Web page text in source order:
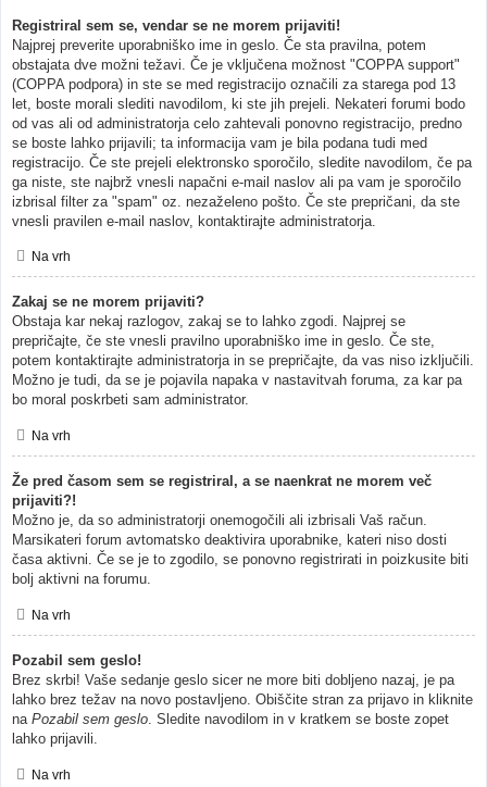
Registriral sem se, vendar se ne morem prijaviti!
Najprej preverite uporabniško ime in geslo. Če sta pravilna, potem
obstajata dve možni težavi. Če je vključena možnost "COPPA support"
(COPPA podpora) in ste se med registracijo označili za starega pod 13
let, boste morali slediti navodilom, ki ste jih prejeli. Nekateri forumi bodo
od vas ali od administratorja celo zahtevali ponovno registracijo, predno
se boste lahko prijavili; ta informacija vam je bila podana tudi med
registracijo. Če ste prejeli elektronsko sporočilo, sledite navodilom, če pa
ga niste, ste najbrž vnesli napačni e-mail naslov ali pa vam je sporočilo
izbrisal filter za "spam" oz. nezaželeno pošto. Če ste prepričani, da ste
vnesli pravilen e-mail naslov, kontaktirajte administratorja.
Na vrh
Zakaj se ne morem prijaviti?
Obstaja kar nekaj razlogov, zakaj se to lahko zgodi. Najprej se
prepričajte, če ste vnesli pravilno uporabniško ime in geslo. Če ste,
potem kontaktirajte administratorja in se prepričajte, da vas niso izključili.
Možno je tudi, da se je pojavila napaka v nastavitvah foruma, za kar pa
bo moral poskrbeti sam administrator.
Na vrh
Že pred časom sem se registriral, a se naenkrat ne morem več
prijaviti?!
Možno je, da so administratorji onemogočili ali izbrisali Vaš račun.
Marsikateri forum avtomatsko deaktivira uporabnike, kateri niso dosti
časa aktivni. Če se je to zgodilo, se ponovno registrirati in poizkusite biti
bolj aktivni na forumu.
Na vrh
Pozabil sem geslo!
Brez skrbi! Vaše sedanje geslo sicer ne more biti dobljeno nazaj, je pa
lahko brez težav na novo postavljeno. Obiščite stran za prijavo in kliknite
na Pozabil sem geslo. Sledite navodilom in v kratkem se boste zopet
lahko prijavili.
Na vrh